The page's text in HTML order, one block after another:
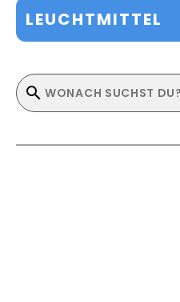
LEUCHTMITTEL